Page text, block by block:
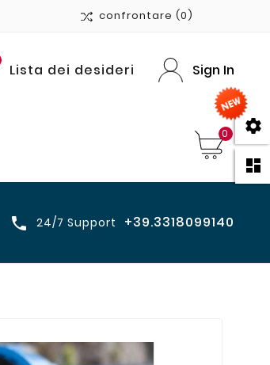


confrontare (0)
Lista dei desideri Sign In
0
 24/7 Support +39.3318099140